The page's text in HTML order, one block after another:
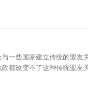
一些国家建立传统的盟友
都改变不了这种传统盟友